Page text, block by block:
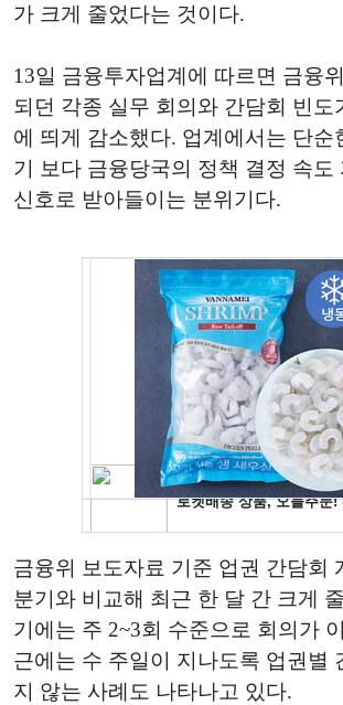
가 크게 줄었다는 것이다.
13일 금융투자업계에 따르면 금융
되던 각종 실무 회의와 간담회 빈도
에 띄게 감소했다. 업계에서는 단순
기 보다 금융당국의 정책 결정 속도
신호로 받아들이는 분위기다.
금융위 보도자료 기준 업권 간담회
분기와 비교해 최근 한 달 간 크게
기에는 주 2~3회 수준으로 회의가
근에는 수 주일이 지나도록 업권별
지 않는 사례도 나타나고 있다.